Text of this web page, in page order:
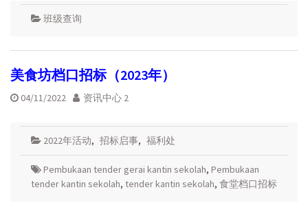
班级查询
美食坊档口招标（2023年）
04/11/2022 资讯中心 2
2022年活动, 招标启事, 福利处
Pembukaan tender gerai kantin sekolah, Pembukaan
tender kantin sekolah, tender kantin sekolah, 食堂档口招标